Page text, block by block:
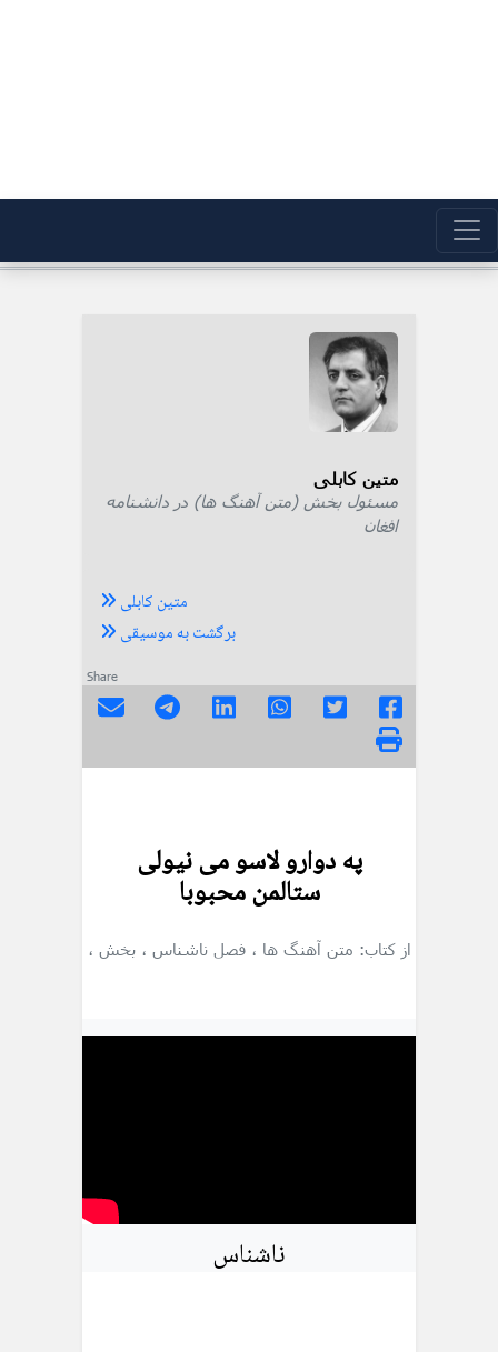
متین کابلی
مسئول بخش (متن آهنگ ها) در دانشنامه
افغان
متین کابلی
برگشت به موسیقی
Share
په دوارو لاسو می نیولی
ستالمن محبوبا
از کتاب: متن آهنگ ها ، فصل ناشناس ، بخش ،
ناشناس